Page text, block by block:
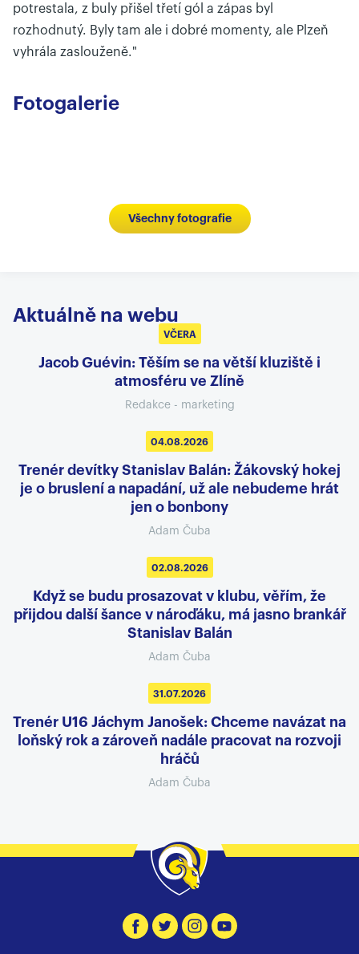
potrestala, z buly přišel třetí gól a zápas byl
rozhodnutý. Byly tam ale i dobré momenty, ale Plzeň
vyhrála zaslouženě."
Fotogalerie
Všechny fotografie
Aktuálně na webu
VČERA
Jacob Guévin: Těším se na větší kluziště i
atmosféru ve Zlíně
Redakce - marketing
04.08.2026
Trenér devítky Stanislav Balán: Žákovský hokej
je o bruslení a napadání, už ale nebudeme hrát
jen o bonbony
Adam Čuba
02.08.2026
Když se budu prosazovat v klubu, věřím, že
přijdou další šance v nároďáku, má jasno brankář
Stanislav Balán
Adam Čuba
31.07.2026
Trenér U16 Jáchym Janošek: Chceme navázat na
loňský rok a zároveň nadále pracovat na rozvoji
hráčů
Adam Čuba